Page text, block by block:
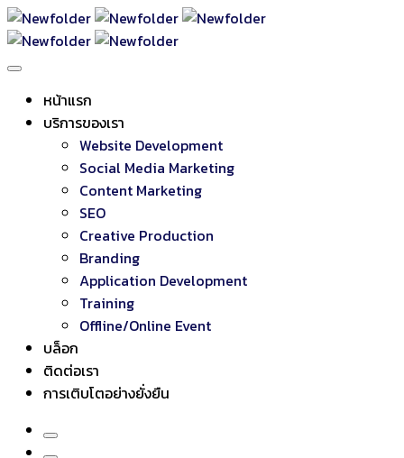
หน้าแรก
บริการของเรา
Website Development
Social Media Marketing
Content Marketing
SEO
Creative Production
Branding
Application Development
Training
Offline/Online Event
บล็อก
ติดต่อเรา
การเติบโตอย่างยั่งยืน